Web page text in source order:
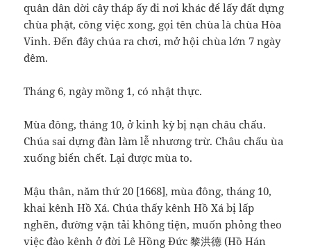
quân dân dời cây tháp ấy đi nơi khác để lấy đất dựng
chùa phật, công việc xong, gọi tên chùa là chùa Hòa
Vinh. Đến đây chúa ra chơi, mở hội chùa lớn 7 ngày
đêm.
Tháng 6, ngày mồng 1, có nhật thực.
Mùa đông, tháng 10, ở kinh kỳ bị nạn châu chấu.
Chúa sai dựng đàn làm lễ nhương trừ. Châu chấu ùa
xuống biển chết. Lại được mùa to.
Mậu thân, năm thứ 20 [1668], mùa đông, tháng 10,
khai kênh Hồ Xá. Chúa thấy kênh Hồ Xá bị lấp
nghẽn, đường vận tải không tiện, muốn phỏng theo
việc đào kênh ở đời Lê Hồng Đức 黎洪德 (Hồ Hán